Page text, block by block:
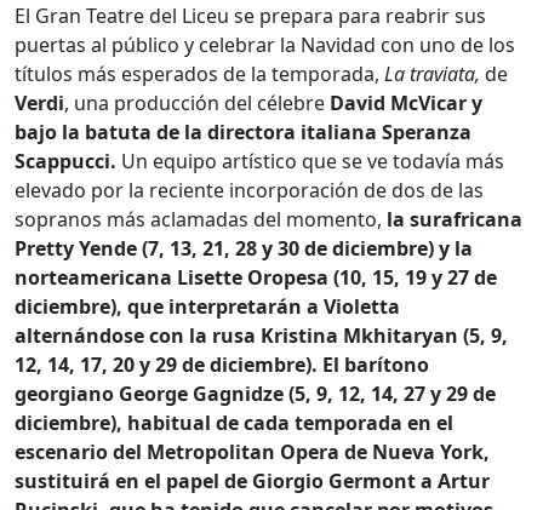
El Gran Teatre del Liceu se prepara para reabrir sus
puertas al público y celebrar la Navidad con uno de los
títulos más esperados de la temporada, La traviata, de
Verdi, una producción del célebre David McVicar y
bajo la batuta de la directora italiana Speranza
Scappucci. Un equipo artístico que se ve todavía más
elevado por la reciente incorporación de dos de las
sopranos más aclamadas del momento, la surafricana
Pretty Yende (7, 13, 21, 28 y 30 de diciembre) y la
norteamericana Lisette Oropesa (10, 15, 19 y 27 de
diciembre), que interpretarán a Violetta
alternándose con la rusa Kristina Mkhitaryan (5, 9,
12, 14, 17, 20 y 29 de diciembre). El barítono
georgiano George Gagnidze (5, 9, 12, 14, 27 y 29 de
diciembre), habitual de cada temporada en el
escenario del Metropolitan Opera de Nueva York,
sustituirá en el papel de Giorgio Germont a Artur